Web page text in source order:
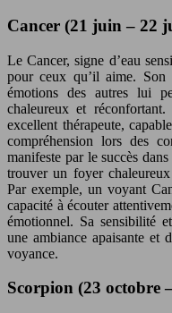
Cancer (21 juin – 22
Le Cancer, signe d’eau
pour ceux qu’il aime. Son
émotions des autres lui
chaleureux et
excellent thérapeute,
compréhension lors des
manifeste par le succès
trouver un foyer
Par exemple, un voyant
capacité à écouter
émotionnel. Sa sensibilité
une ambiance apaisante et
voyance.
Scorpion (23 octobre